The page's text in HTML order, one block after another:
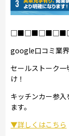
google口コミ業
セールストーク
け！
キッチンカー参
ます。
▼詳しくはこちら